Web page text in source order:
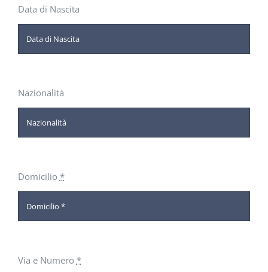
Data di Nascita
Nazionalità
Domicilio *
Via e Numero *